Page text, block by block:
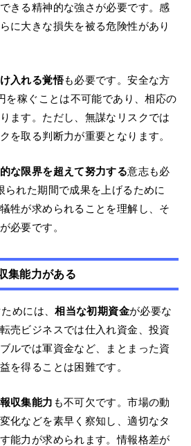
きる精神的な強さが必要です。感
に大きな損失を被る危険性があり
入れる覚悟も必要です。安全な方
を稼ぐことは不可能であり、相応の
ます。ただし、無謀なリスクでは
を取る判断力が重要となります。
な限界を超えて努力する意志も必
られた期間で成果を上げるために
牲が求められることを理解し、そ
必要です。
集能力がある
めには、相当な初期資金が必要な
売ビジネスでは仕入れ資金、投資
ルでは軍資金など、まとまった資
を得ることは困難です。
収集能力 も不可欠です。市場の動
化などを素早く察知し、適切なタ
能力が求められます。情報格差が